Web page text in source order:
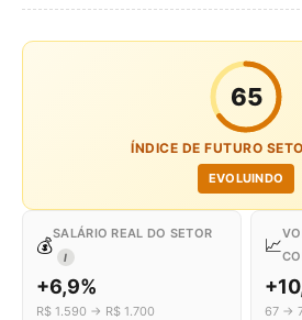
65
ÍNDICE DE FUTURO
EVOLUINDO
💰
SALÁRIO REAL DO SETOR
I
+6,9%
R$ 1.590 → R$ 1.700
📈
67 →